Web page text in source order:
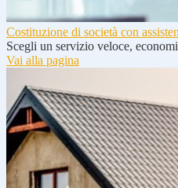
Costituzione di società con
Scegli un servizio veloce,
Vai alla pagina